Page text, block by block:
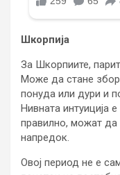
Шкорпија
За Шкорпиите,
Може да стане збор
понуда или дури и
Нивната интуиција
правилно, можат да
напредок.
Овој период не е